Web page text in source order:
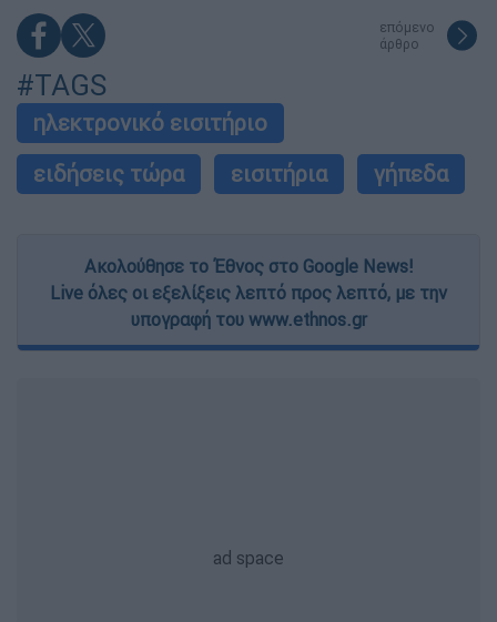
επόμενο
άρθρο
#TAGS
ηλεκτρονικό εισιτήριο
ειδήσεις τώρα
εισιτήρια γήπεδα
Ακολούθησε το Έθνος στο Google News!
Live όλες οι εξελίξεις λεπτό προς λεπτό, με την
υπογραφή του www.ethnos.gr